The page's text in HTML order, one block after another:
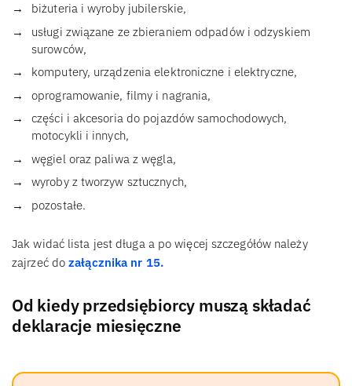
biżuteria i wyroby jubilerskie,
usługi związane ze zbieraniem odpadów i odzyskiem
surowców,
komputery, urządzenia elektroniczne i elektryczne,
oprogramowanie, filmy i nagrania,
części i akcesoria do pojazdów samochodowych,
motocykli i innych,
węgiel oraz paliwa z węgla,
wyroby z tworzyw sztucznych,
pozostałe.
Jak widać lista jest długa a po więcej szczegółów należy
zajrzeć dozałącznika nr 15.
Od kiedy przedsiębiorcy muszą składać
deklaracje miesięczne